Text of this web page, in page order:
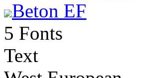
Beton EF
5 Fonts
Text